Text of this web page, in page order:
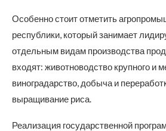
Особенно стоит отметить
республики, который занимает
отдельным видам производства
входят: животноводство крупного и
виноградарство, добыча и
выращивание риса.
Реализация государственной